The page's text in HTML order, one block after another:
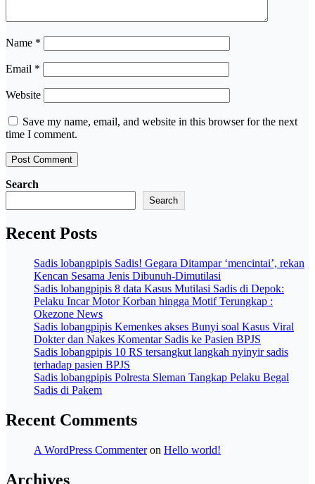
Name *
Email *
Website
Save my name, email, and website in this browser for the next
time I comment.
Search
Search
Recent Posts
Sadis lobangpipis Sadis! Gegara Ditampar ‘mencintai’, rekan
Kencan Sesama Jenis Dibunuh-Dimutilasi
Sadis lobangpipis 8 data Kasus Mutilasi Sadis di Depok:
Pelaku Incar Motor Korban hingga Motif Terungkap :
Okezone News
Sadis lobangpipis Kemenkes akses Bunyi soal Kasus Viral
Dokter dan Nakes Komentar Sadis ke Pasien BPJS
Sadis lobangpipis 10 RS tersangkut langkah nyinyir sadis
terhadap pasien BPJS
Sadis lobangpipis Polresta Sleman Tangkap Pelaku Begal
Sadis di Pakem
Recent Comments
A WordPress Commenteron Hello world!
Archives